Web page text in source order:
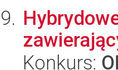
Konkurs: